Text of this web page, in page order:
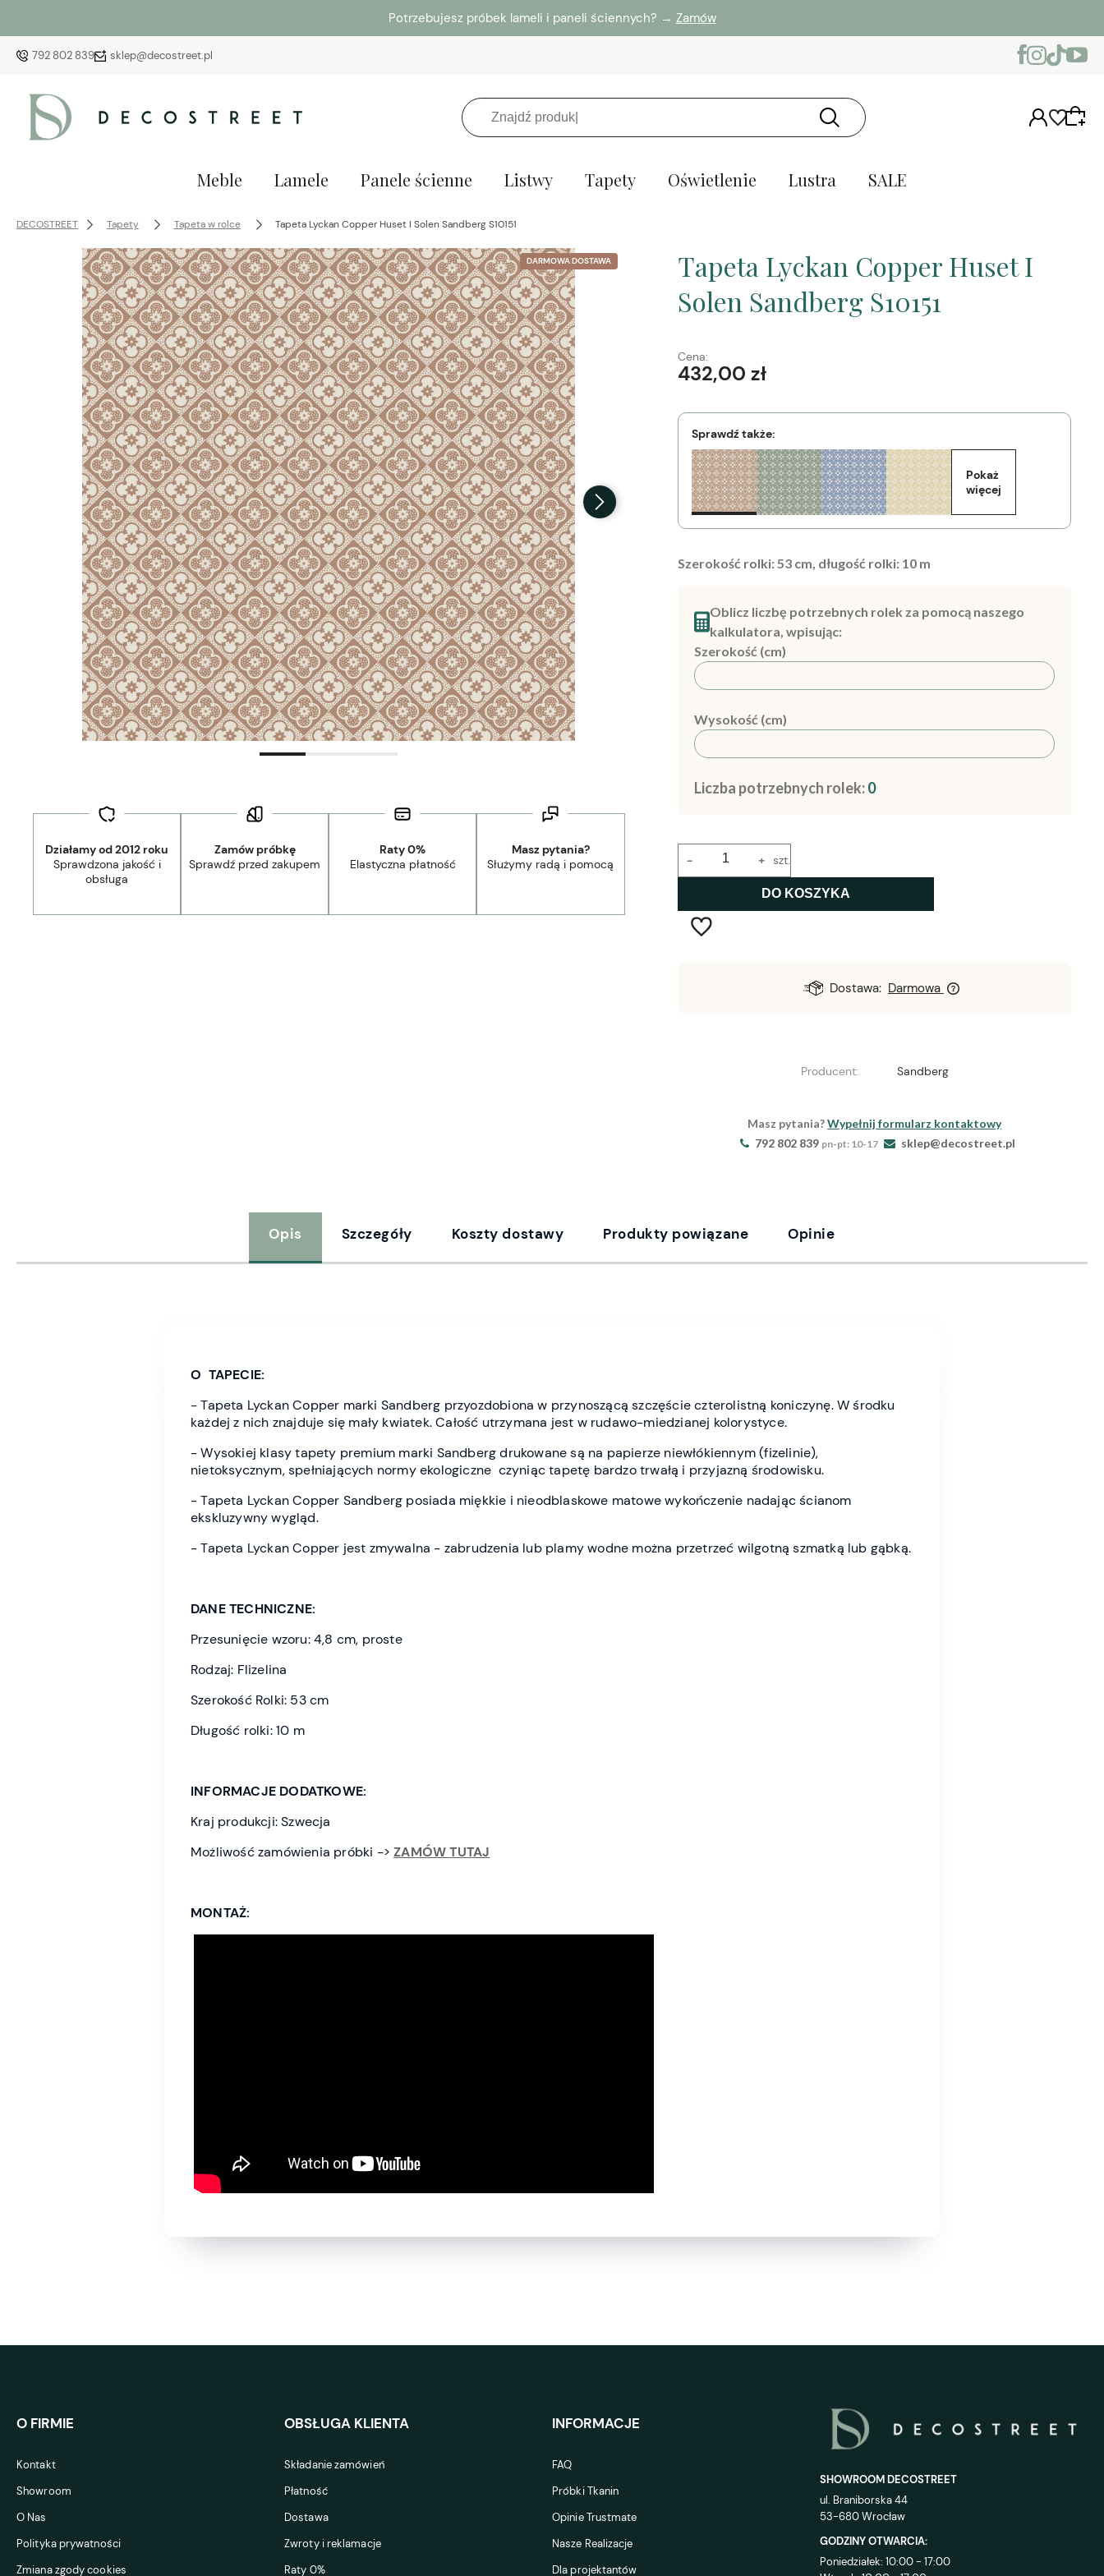
Potrzebujesz próbek lameli i paneli ściennych? → Zamów
792 802 839 sklep@decostreet.pl
Meble Lamele Panele ścienne Listwy Tapety Oświetlenie Lustra SALE
DECOSTREET Tapety Tapeta w rolce Tapeta Lyckan Copper Huset I Solen Sandberg S10151
DARMOWA DOSTAWA
Działamy od 2012 roku
Sprawdzona jakość i
obsługa
Zamów próbkę
Sprawdź przed zakupem
Raty 0%
Elastyczna płatność
Masz pytania?
Służymy radą i pomocą
Tapeta Lyckan Copper Huset I
Solen Sandberg S10151
Cena:
432,00 zł
Sprawdź także:
Pokaż
więcej
Szerokość rolki: 53 cm, długość rolki: 10 m
Oblicz liczbę potrzebnych rolek za pomocą naszego
kalkulatora, wpisując:
Szerokość (cm)
Wysokość (cm)
Liczba potrzebnych rolek:0
+
- szt.
DO KOSZYKA
Dostawa: Darmowa
Producent: Sandberg
Masz pytania?Wypełnij formularz kontaktowy
792 802 839 pn-pt: 10-17 sklep@decostreet.pl
Opis Szczegóły Koszty dostawy Produkty powiązane Opinie
O TAPECIE:
- Tapeta Lyckan Copper marki Sandberg przyozdobiona w przynoszącą szczęście czterolistną koniczynę. W środku
każdej z nich znajduje się mały kwiatek. Całość utrzymana jest w rudawo-miedzianej kolorystyce.
- Wysokiej klasy tapety premium marki Sandberg drukowane są na papierze niewłókiennym (fizelinie),
nietoksycznym, spełniających normy ekologiczne czyniąc tapetę bardzo trwałą i przyjazną środowisku.
- Tapeta Lyckan Copper Sandberg posiada miękkie i nieodblaskowe matowe wykończenie nadając ścianom
ekskluzywny wygląd.
- Tapeta Lyckan Copper jest zmywalna - zabrudzenia lub plamy wodne można przetrzeć wilgotną szmatką lub gąbką.
DANE TECHNICZNE:
Przesunięcie wzoru: 4,8 cm, proste
Rodzaj: Flizelina
Szerokość Rolki: 53 cm
Długość rolki: 10 m
INFORMACJE DODATKOWE:
Kraj produkcji: Szwecja
Możliwość zamówienia próbki ->ZAMÓW TUTAJ
MONTAŻ:
O FIRMIE
Kontakt
Showroom
O Nas
Polityka prywatności
Zmiana zgody cookies
OBSŁUGA KLIENTA
Składanie zamówień
Płatność
Dostawa
Zwroty i reklamacje
Raty 0%
INFORMACJE
FAQ
Próbki Tkanin
Opinie Trustmate
Nasze Realizacje
Dla projektantów
SHOWROOM DECOSTREET
ul. Braniborska 44
53-680 Wrocław
GODZINY OTWARCIA:
Poniedziałek: 10:00 - 17:00